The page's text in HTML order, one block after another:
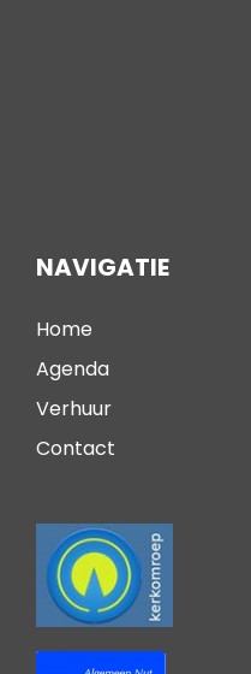
NAVIGATIE
Home
Agenda
Verhuur
Contact